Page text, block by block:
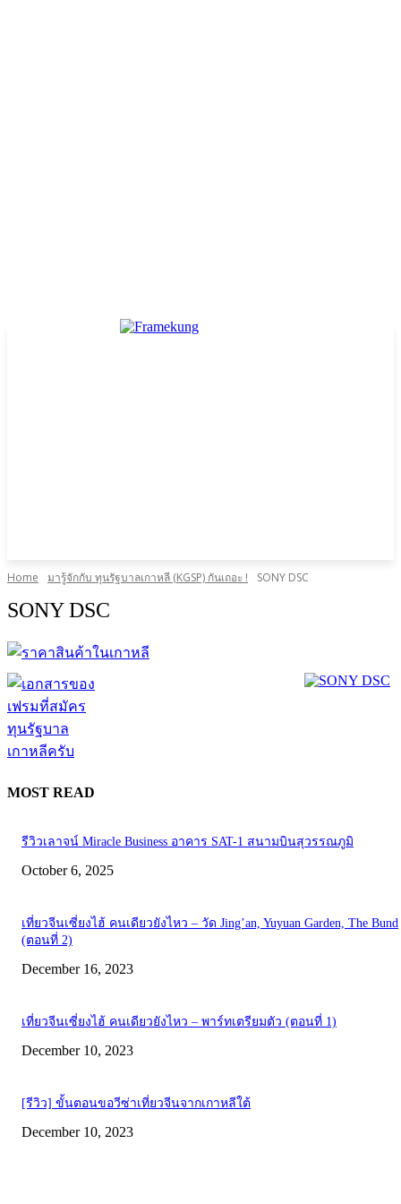
Home มารู้จักกับ ทุนรัฐบาลเกาหลี (KGSP) กันเถอะ ! SONY DSC
SONY DSC
MOST READ
รีวิวเลาจน์ Miracle Business อาคาร SAT-1 สนามบินสุวรรณภูมิ
October 6, 2025
เที่ยวจีนเซี่ยงไฮ้ คนเดียวยังไหว – วัด Jing’an, Yuyuan Garden, The Bund
(ตอนที่ 2)
December 16, 2023
เที่ยวจีนเซี่ยงไฮ้ คนเดียวยังไหว – พาร์ทเตรียมตัว (ตอนที่ 1)
December 10, 2023
[รีวิว] ขั้นตอนขอวีซ่าเที่ยวจีนจากเกาหลีใต้
December 10, 2023